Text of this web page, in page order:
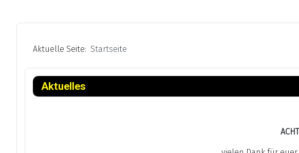
Aktuelle Seite: Startseite
Aktuelles